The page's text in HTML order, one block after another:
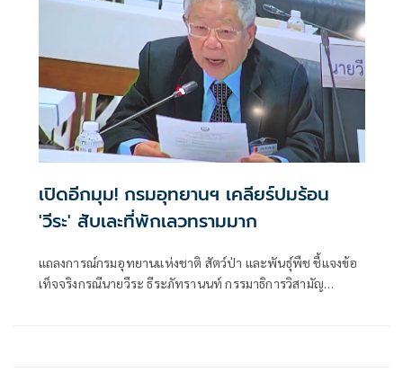
สภาพดิบๆแบบธรรมชาติ ให้ได้
เปิดอีกมุม! กรมอุทยานฯ เคลียร์ปมร้อน
'วีระ' สับเละที่พักเลวทรามมาก
แถลงการณ์กรมอุทยานแห่งชาติ สัตว์ป่า และพันธุ์พืช ชี้แจงข้อ
เท็จจริงกรณีนายวีระ ธีระภัทรานนท์ กรรมาธิการวิสามัญ